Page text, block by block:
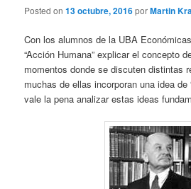
Posted on13 octubre, 2016porMartin
Con los alumnos de la UBA
“Acción Humana” explicar el concepto
momentos donde se discuten distintas
muchas de ellas incorporan una idea de
vale la pena analizar estas ideas